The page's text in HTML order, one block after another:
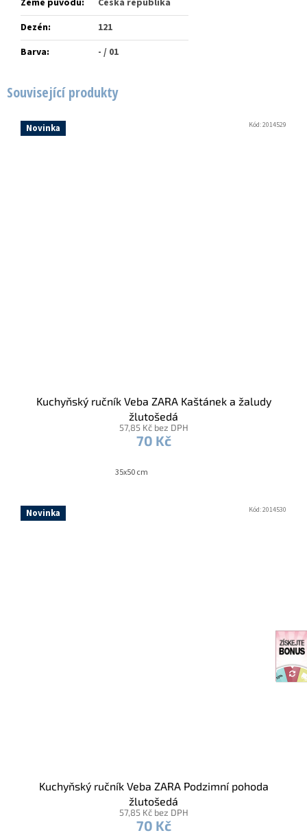
Související produkty
Novinka
Kuchyňský ručník Veba ZARA Kaštánek a žaludy
žlutošedá
57,85 Kč bez DPH
70 Kč
35x50 cm
Kód:2014529
Novinka
Kuchyňský ručník Veba ZARA Podzimní pohoda
žlutošedá
57,85 Kč bez DPH
70 Kč
Kód:2014530
Země původu:
Česká republika
Dezén:
121
Barva: - / 01